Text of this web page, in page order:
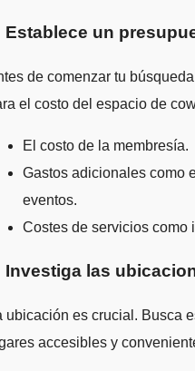
Establece un
de comenzar tu
el costo del espacio de
El costo de la membresía.
Gastos adicionales como
eventos.
Costes de servicios como
Investiga las
ubicación es crucial. Busca
accesibles y